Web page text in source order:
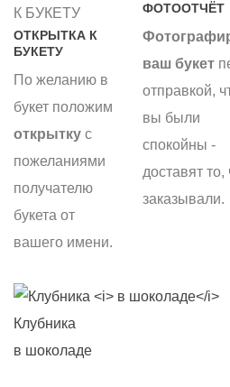
ОТКРЫТКА К
БУКЕТУ
По желанию в
букет положим
открытку с
пожеланиями
получателю
букета от
вашего имени.
ФОТООТЧЁТ
ваш букет
отправкой,
вы были
спокойны -
доставят то,
заказывали.
Клубника
в шоколаде